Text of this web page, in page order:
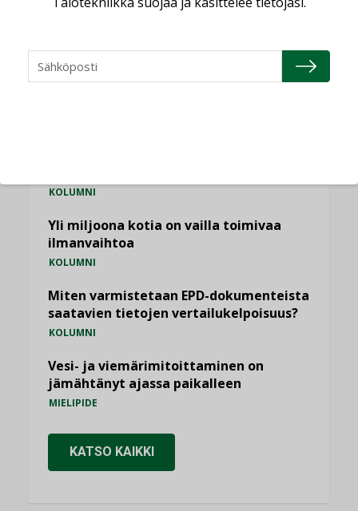
NÄKÖKULMIA
KOLUMNI
Yli miljoona kotia on vailla toimivaa
ilmanvaihtoa
KOLUMNI
Miten varmistetaan EPD-dokumenteista
saatavien tietojen vertailukelpoisuus?
KOLUMNI
Vesi- ja viemärimitoittaminen on
jämähtänyt ajassa paikalleen
MIELIPIDE
KATSO KAIKKI